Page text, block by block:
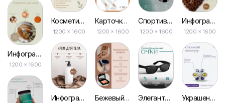
Инфографика Косметики для Лица в Светло-зеленом Цвете для Маркетплейсов
1200 × 1600
Косметика Из Природы: Оранжевая Тематика для Маркетплейсов
1200 × 1600
Инфографика Косметики Бежевого Цвета с Иллюстрацией Продукта для Маркетплейса
Карточка для Маркетплейса: Женственный Костюм в Оранжевой Рамке
1200 × 1600
Бежевый Фото Коллаж: Инфографика для Онлайн-рынка
Спортивные Часы в Мрачном Градиенте: Инфографика для Маркетплейса
1200 × 1600
Элегантная Инфографика для Маркетплейса в Серо-зеленых Тонах
Инфографика Кофе в Зернах в Зелёных и Коричневых Тонах для Маркетплейсов
1200 × 1600
Украшения в Белом и Фиолетовом: Инфографика для Маркетплейса